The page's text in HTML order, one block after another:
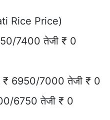
Rice Price)
7400 तेजी ₹ 0
₹ 6950/7000 तेजी ₹ 0
6750 तेजी ₹ 0